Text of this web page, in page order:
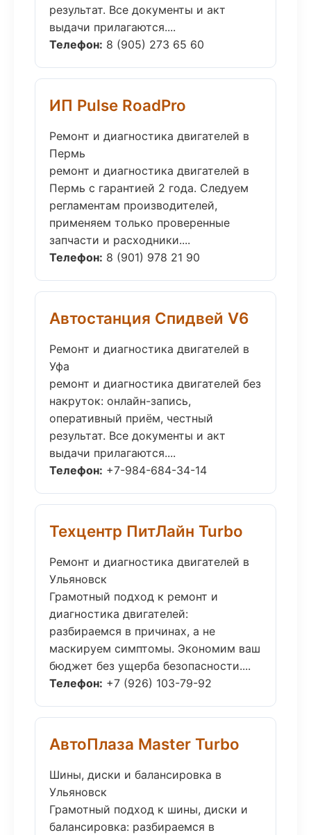
результат. Все документы и акт
выдачи прилагаются....
Телефон: 8 (905) 273 65 60
ИП Pulse RoadPro
Ремонт и диагностика двигателей в
Пермь
ремонт и диагностика двигателей в
Пермь с гарантией 2 года. Следуем
регламентам производителей,
применяем только проверенные
запчасти и расходники....
Телефон: 8 (901) 978 21 90
Автостанция Спидвей V6
Ремонт и диагностика двигателей в
Уфа
ремонт и диагностика двигателей без
накруток: онлайн-запись,
оперативный приём, честный
результат. Все документы и акт
выдачи прилагаются....
Телефон: +7-984-684-34-14
Техцентр ПитЛайн Turbo
Ремонт и диагностика двигателей в
Ульяновск
Грамотный подход к ремонт и
диагностика двигателей:
разбираемся в причинах, а не
маскируем симптомы. Экономим ваш
бюджет без ущерба безопасности....
Телефон: +7 (926) 103-79-92
АвтоПлаза Master Turbo
Шины, диски и балансировка в
Ульяновск
Грамотный подход к шины, диски и
балансировка: разбираемся в